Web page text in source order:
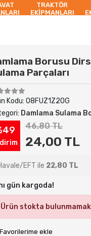
TRAKTÖR
EKİPMANLARI
Borusu
Parçaları
Kodu:O8FUZ1Z2OG
Damlama Sulama
46,80 TL
24,00 TL
EFT ile 22,80 TL
gün kargoda!
Ürün stokta
Favorilerime ekle